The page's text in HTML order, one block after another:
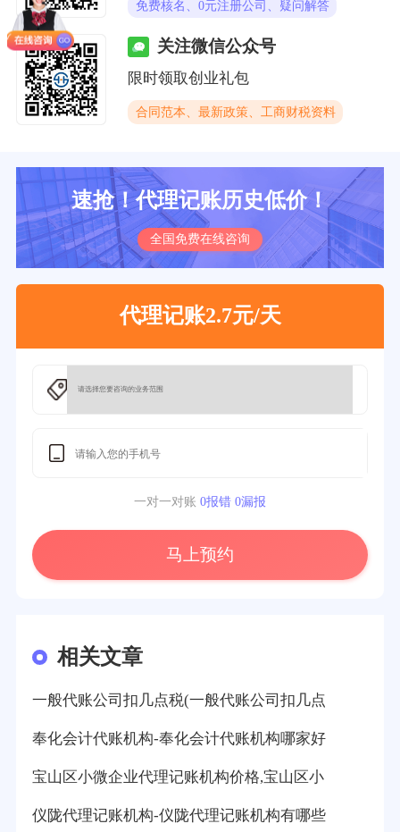
免费核名、0元注册公司、疑问解答
关注微信公众号
限时领取创业礼包
合同范本、最新政策、工商财税资料
速抢！代理记账历史低价！
全国免费在线咨询
代理记账2.7元/天
一对一对账 0报错 0漏报
马上预约
相关文章
一般代账公司扣几点税(一般代账公司扣几点
奉化会计代账机构-奉化会计代账机构哪家好
宝山区小微企业代理记账机构价格,宝山区小
仪陇代理记账机构-仪陇代理记账机构有哪些